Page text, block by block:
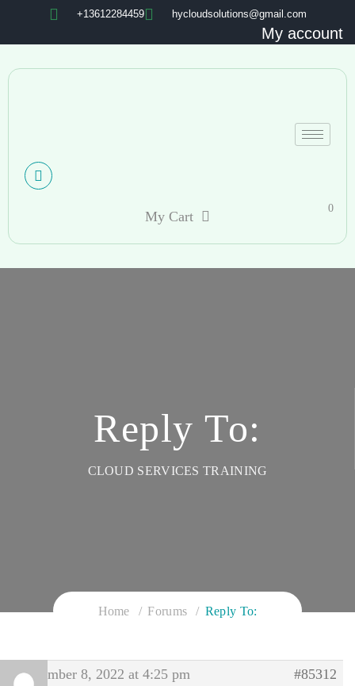
+13612284459 hycloudsolutions@gmail.com
My account
My Cart
0
Reply To:
CLOUD SERVICES TRAINING
Home Forums Reply To:
December 8, 2022 at 4:25 pm
#85312